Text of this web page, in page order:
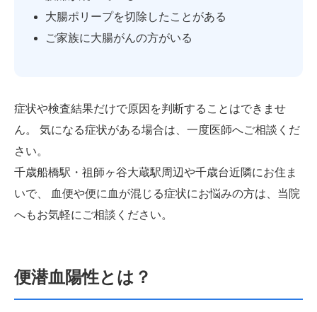
大腸ポリープを切除したことがある
ご家族に大腸がんの方がいる
症状や検査結果だけで原因を判断することはできませ
ん。 気になる症状がある場合は、一度医師へご相談くだ
さい。
千歳船橋駅・祖師ヶ谷大蔵駅周辺や千歳台近隣にお住ま
いで、 血便や便に血が混じる症状にお悩みの方は、当院
へもお気軽にご相談ください。
便潜血陽性とは？